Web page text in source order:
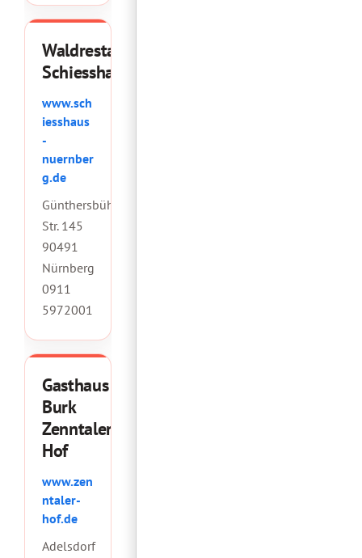
Waldrestaurant
Schiesshaus
www.sch
iesshaus
-
nuernber
g.de
Günthersbühler
Str. 145
90491
Nürnberg
0911
5972001
Gasthaus
Burk
Zenntaler
Hof
www.zen
ntaler-
hof.de
Adelsdorf